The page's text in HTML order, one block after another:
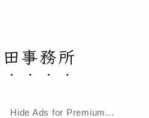
事務所
Hide Ads for Premium Members